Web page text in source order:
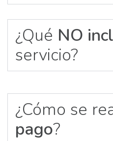
¿Qué NO
servicio?
¿Cómo se
pago?